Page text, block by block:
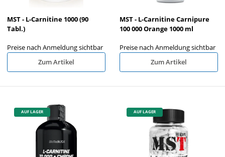
MST - L-Carnitine 1000 (90
Tabl.)
Preise nach Anmeldung sichtbar
Zum Artikel
MST - L-Carnitine Carnipure
100 000 Orange 1000 ml
Preise nach Anmeldung sichtbar
Zum Artikel
AUF LAGER AUF LAGER